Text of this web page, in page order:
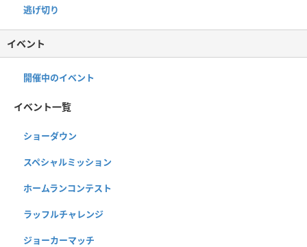
逃げ切り
イベント
開催中のイベント
イベント一覧
ショーダウン
スペシャルミッション
ホームランコンテスト
ラッフルチャレンジ
ジョーカーマッチ